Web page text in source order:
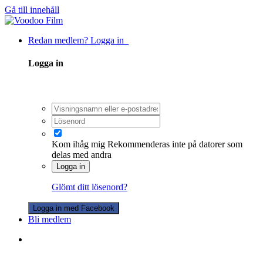
Gå till innehåll
Redan medlem? Logga in
Logga in
Kom ihåg mig Rekommenderas inte på datorer som
delas med andra
Logga in
Glömt ditt lösenord?
Logga in med Facebook
Bli medlem